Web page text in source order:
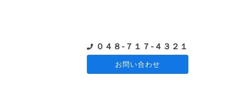
０４８-７１７-４３２１
お問い合わせ